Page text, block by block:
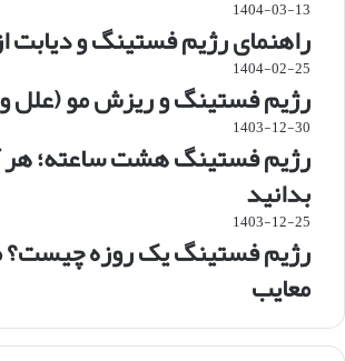
1404-03-13
راهنمای رژیم فستینگ و دیابت از
1404-02-25
رژیم فستینگ و ریزش مو (علل
1403-12-30
رژیم فستینگ هشت ساعته؛ هر
بدانید
1403-12-25
رژیم فستینگ یک روزه چیست؟
معایب